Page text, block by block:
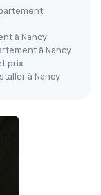
à Nancy
à Nancy
prix
à Nancy